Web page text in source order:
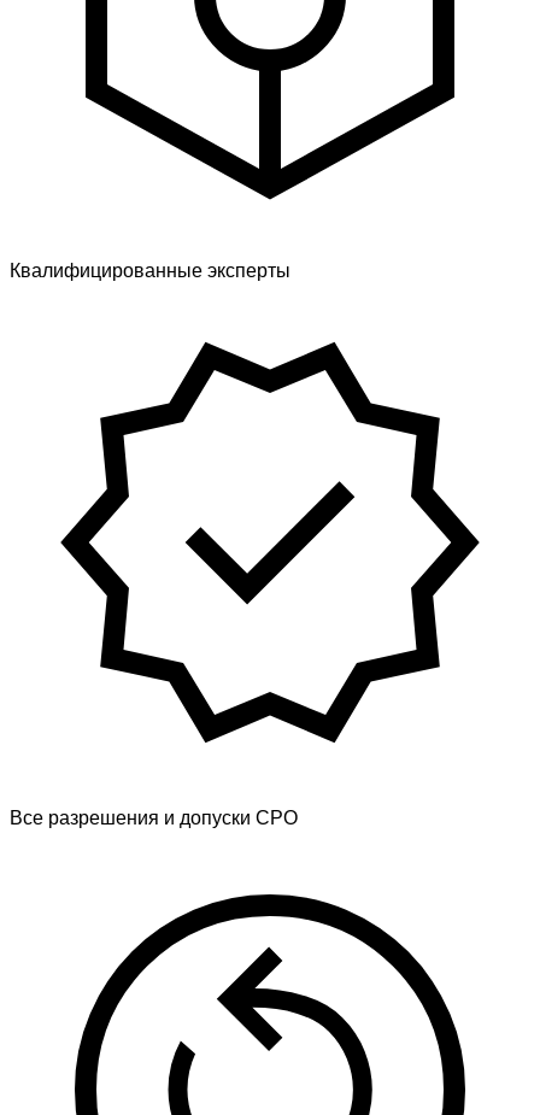
Квалифицированные эксперты
Все разрешения и допуски СРО